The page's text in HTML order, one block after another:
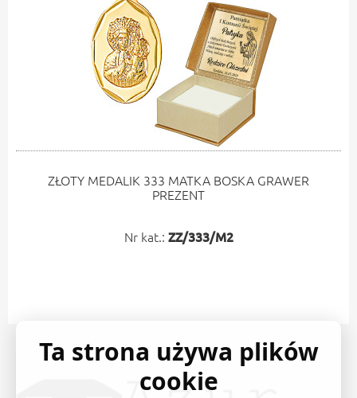
ZŁOTY MEDALIK 333 MATKA BOSKA GRAWER
PREZENT
Nr kat.: ZZ/333/M2
Ta strona używa plików
cookie